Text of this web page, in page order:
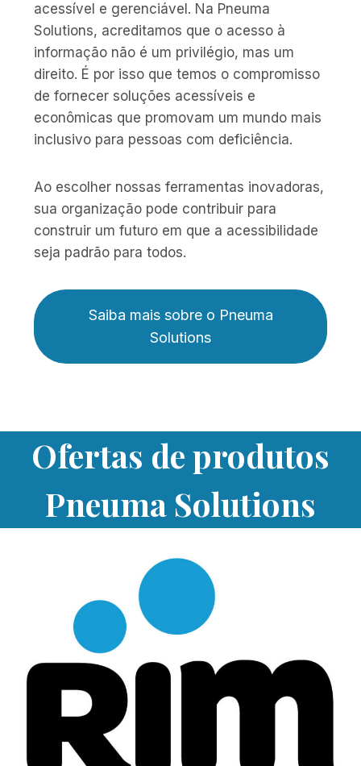
acessível e gerenciável. Na Pneuma
Solutions, acreditamos que o acesso à
informação não é um privilégio, mas um
direito. É por isso que temos o compromisso
de fornecer soluções acessíveis e
econômicas que promovam um mundo mais
inclusivo para pessoas com deficiência.
Ao escolher nossas ferramentas inovadoras,
sua organização pode contribuir para
construir um futuro em que a acessibilidade
seja padrão para todos.
Saiba mais sobre o Pneuma
Solutions
Ofertas de produtos
Pneuma Solutions